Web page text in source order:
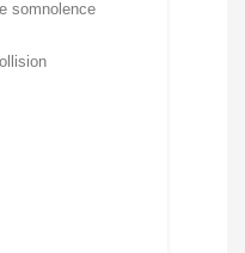
somnolence